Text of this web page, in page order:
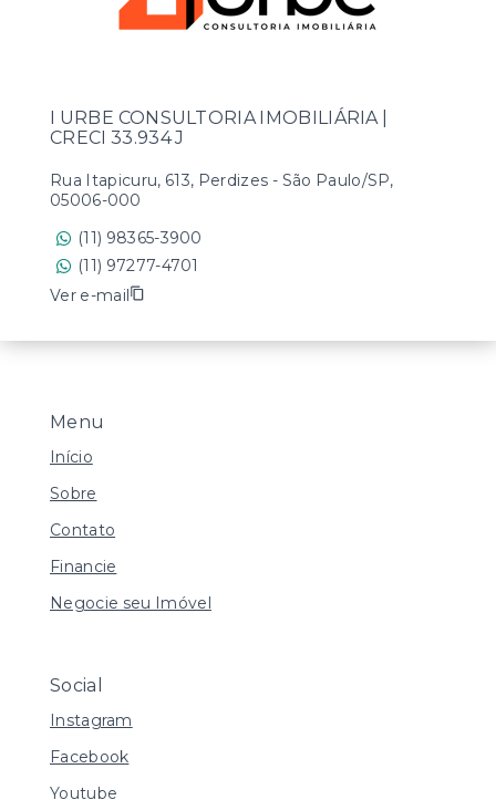
Menu
Início
Sobre
Contato
Financie
Negocie seu Imóvel
Social
Instagram
Facebook
Youtube
I URBE CONSULTORIA IMOBILIÁRIA |
CRECI 33.934 J
Rua Itapicuru, 613, Perdizes - São Paulo/SP,
05006-000
(11) 98365-3900
(11) 97277-4701
Ver e-mail